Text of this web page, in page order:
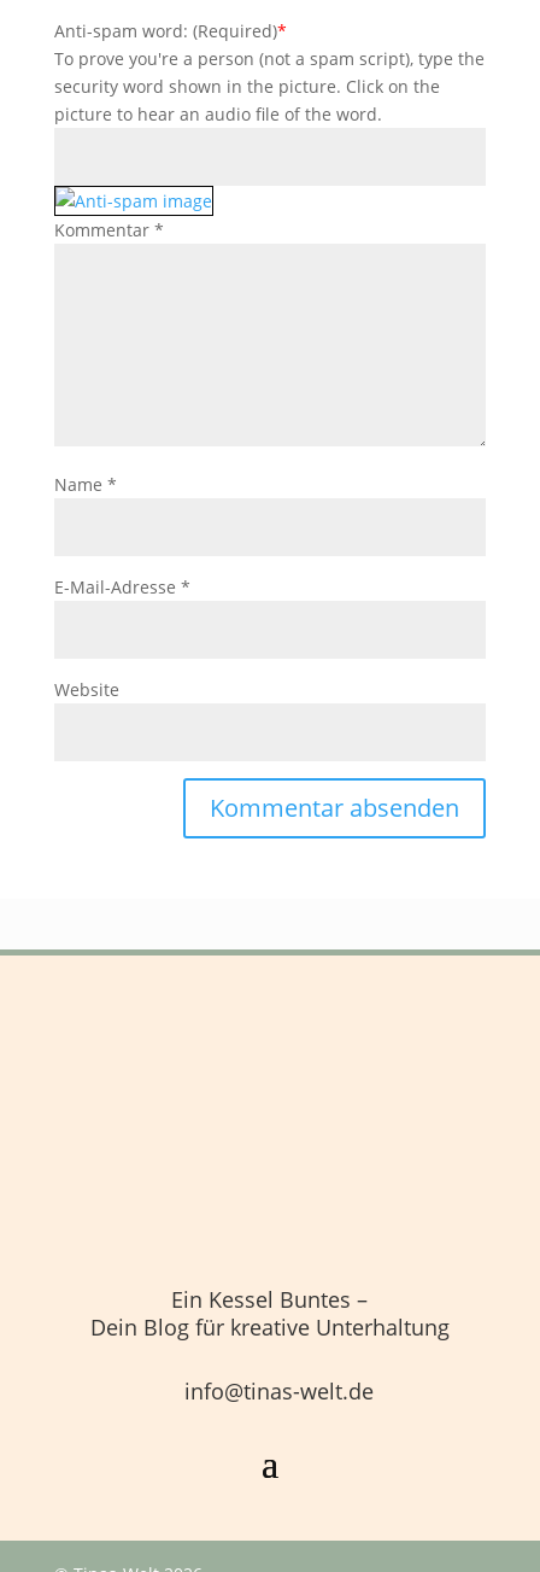
Anti-spam word: (Required)*
To prove you're a person (not a spam script), type the
security word shown in the picture. Click on the
picture to hear an audio file of the word.
Kommentar *
Name *
E-Mail-Adresse *
Website
Ein Kessel Buntes –
Dein Blog für kreative Unterhaltung
info@tinas-welt.de